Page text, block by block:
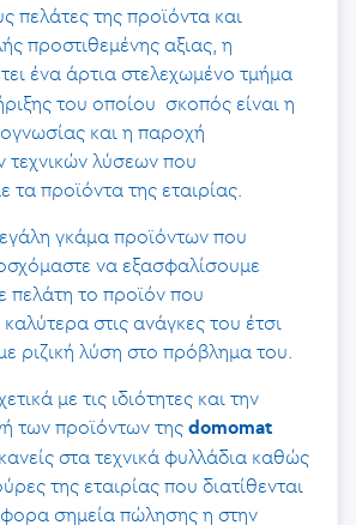
πελάτες της προϊόντα και
προστιθεμένης αξιας, η
ένα άρτια στελεχωμένο τμήμα
του οποίου σκοπός είναι η
και η παροχή
λύσεων που
τα προϊόντα της εταιρίας.
γκάμα προϊόντων που
να εξασφαλίσουμε
πελάτη το προϊόν που
στις ανάγκες του έτσι
ριζική λύση στο πρόβλημα του.
με τις ιδιότητες και την
των προϊόντων της domomat
στα τεχνικά φυλλάδια καθώς
της εταιρίας που διατίθενται
σημεία πώλησης η στην